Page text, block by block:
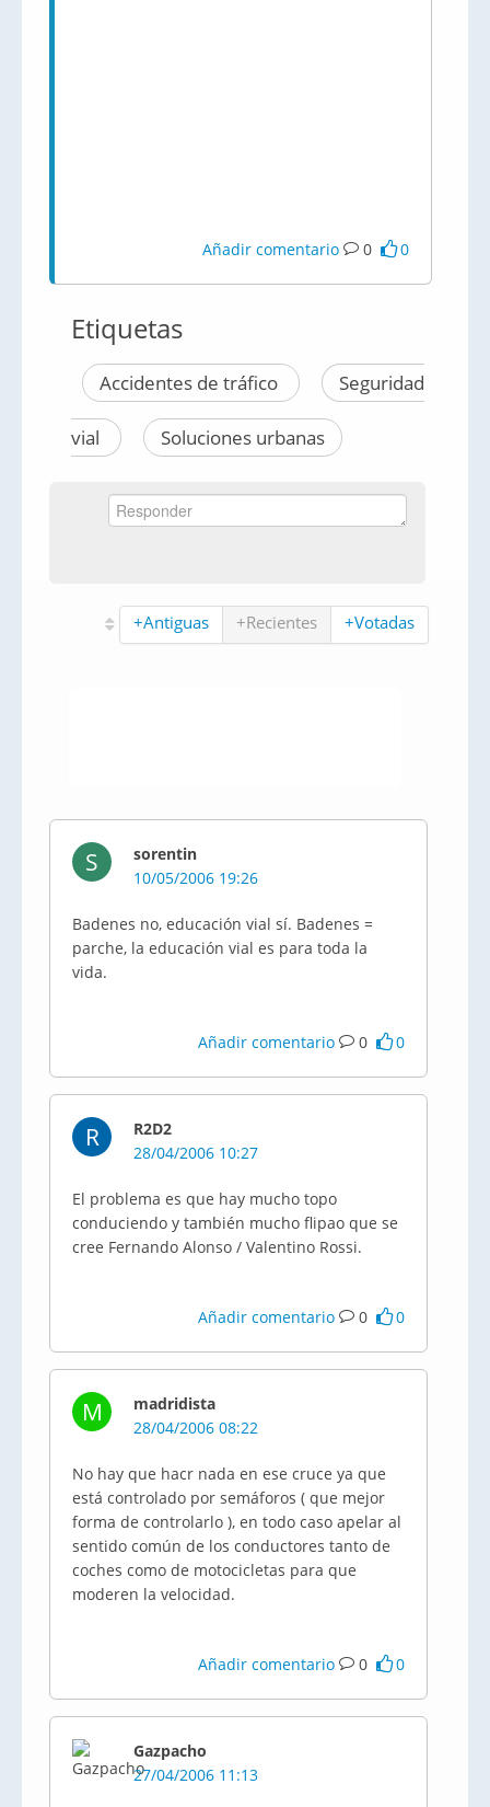
Añadir comentario 0 0
Etiquetas
Accidentes de tráfico Seguridad
vial Soluciones urbanas
+Antiguas +Recientes +Votadas
S
sorentin
10/05/2006 19:26
Badenes no, educación vial sí. Badenes =
parche, la educación vial es para toda la
vida.
Añadir comentario 0 0
R
R2D2
28/04/2006 10:27
El problema es que hay mucho topo
conduciendo y también mucho flipao que se
cree Fernando Alonso / Valentino Rossi.
Añadir comentario 0 0
M
madridista
28/04/2006 08:22
No hay que hacr nada en ese cruce ya que
está controlado por semáforos ( que mejor
forma de controlarlo ), en todo caso apelar al
sentido común de los conductores tanto de
coches como de motocicletas para que
moderen la velocidad.
Añadir comentario 0 0
Gazpacho
27/04/2006 11:13